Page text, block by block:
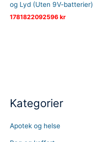
og Lyd (Uten 9V-batterier)
1781822092596 kr
Kategorier
Apotek og helse